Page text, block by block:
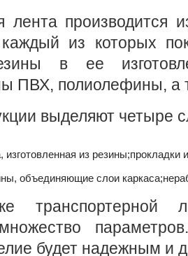
лента производится
из которых
в ее
ПВХ, полиолефины, а
выделяют четыре
изготовленная из резины;прокладки
объединяющие слои каркаса;
транспортерной
будет надежным и